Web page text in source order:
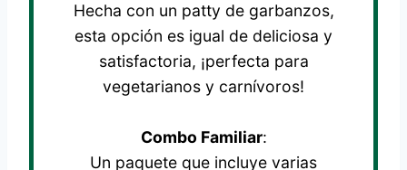
Hecha con un patty de garbanzos,
esta opción es igual de deliciosa y
satisfactoria, ¡perfecta para
vegetarianos y carnívoros!
Combo Familiar:
Un paquete que incluye varias